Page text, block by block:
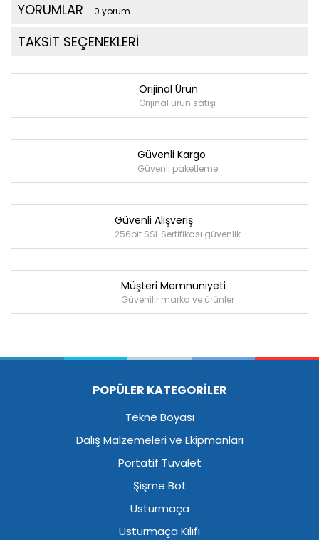
YORUMLAR - 0 yorum
TAKSİT SEÇENEKLERİ
Orijinal Ürün
Orijinal ürün satışı
Güvenli Kargo
Güvenli paketleme
Güvenli Alışveriş
256bit SSL Sertifikası güvenlik
Müşteri Memnuniyeti
Güvenilir marka ve ürünler
POPÜLER KATEGORİLER
Tekne Boyası
Dalış Malzemeleri ve Ekipmanları
Portatif Tuvalet
Şişme Bot
Usturmaça
Usturmaça Kılıfı